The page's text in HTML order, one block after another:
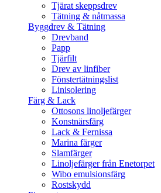
Tjärat skeppsdrev
Tätning & nåtmassa
Byggdrev & Tätning
Drevband
Papp
Tjärfilt
Drev av linfiber
Fönstertätningslist
Linisolering
Färg & Lack
Ottosons linoljefärger
Konstnärsfärg
Lack & Fernissa
Marina färger
Slamfärger
Linoljefärger från Enetorpet
Wibo emulsionsfärg
Rostskydd